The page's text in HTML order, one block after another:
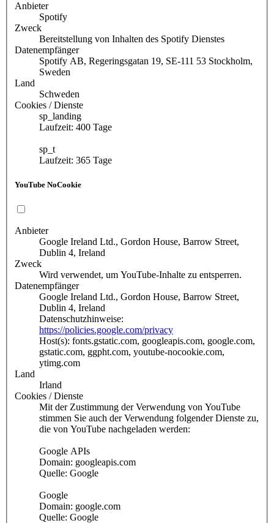
Anbieter
Spotify
Zweck
Bereitstellung von Inhalten des Spotify Dienstes
Datenempfänger
Spotify AB, Regeringsgatan 19, SE-111 53 Stockholm,
Sweden
Land
Schweden
Cookies / Dienste
sp_landing
Laufzeit: 400 Tage
sp_t
Laufzeit: 365 Tage
YouTube NoCookie
Anbieter
Google Ireland Ltd., Gordon House, Barrow Street,
Dublin 4, Ireland
Zweck
Wird verwendet, um YouTube-Inhalte zu entsperren.
Datenempfänger
Google Ireland Ltd., Gordon House, Barrow Street,
Dublin 4, Ireland
Datenschutzhinweise:
https://policies.google.com/privacy
Host(s): fonts.gstatic.com, googleapis.com, google.com,
gstatic.com, ggpht.com, youtube-nocookie.com,
ytimg.com
Land
Irland
Cookies / Dienste
Mit der Zustimmung der Verwendung von YouTube
stimmen Sie auch der Verwendung folgender Dienste zu,
die von YouTube nachgeladen werden:
Google APIs
Domain: googleapis.com
Quelle: Google
Google
Domain: google.com
Quelle: Google